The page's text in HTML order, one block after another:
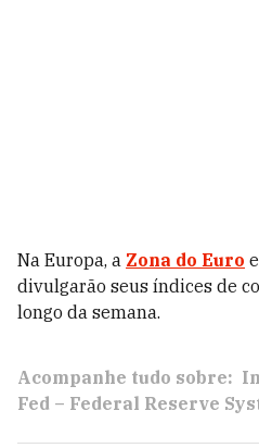
Na Europa, a Zona do Euro
divulgarão seus índices de
longo da semana.
Acompanhe tudo sobre:
Fed – Federal Reserve